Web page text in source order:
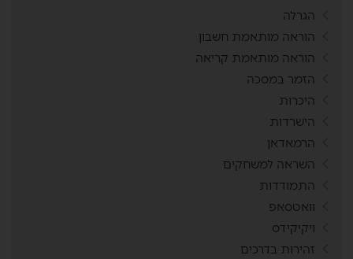
הגרלה
הוראה מותאמת חשבון
הוראה מותאמת קריאה
הזמר במסכה
היכרות
הישרדות
הרמאדאן
השראה למשחקים
התמודדות
וואטסאפ
ויקיקידס
זהירות בדרכים